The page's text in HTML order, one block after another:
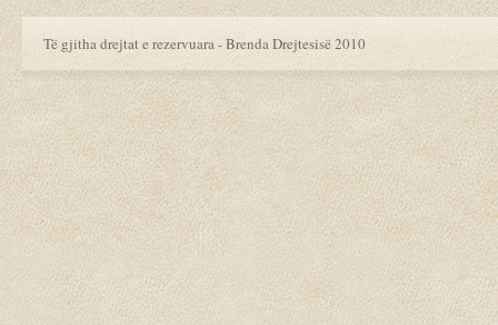
Të gjitha drejtat e rezervuara - Brenda Drejtesisë 2010